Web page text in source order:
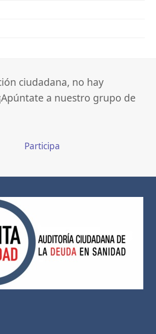
ciudadana, no hay
a nuestro grupo de
Participa